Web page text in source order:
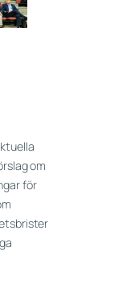
om
för